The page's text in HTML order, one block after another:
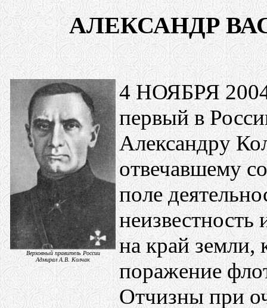
АЛЕКСАНДР
Верховный правитель России
Адмирал А.В. Колчак
4 НОЯБРЯ 2004
первый в
Александру
отвечавшему
поле
на край земли,
поражение
Отчизны при